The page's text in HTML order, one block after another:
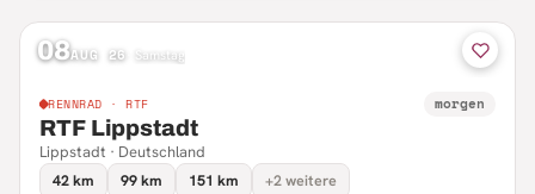
08AUG 26 Samstag
RENNRAD · RTF morgen
RTF Lippstadt
Lippstadt · Deutschland
42 km
99 km 151 km +2 weitere